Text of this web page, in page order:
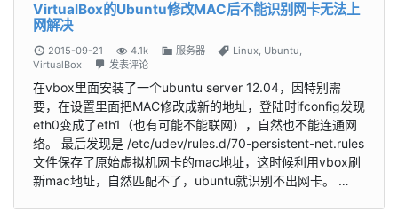
VirtualBox的Ubuntu修改MAC后不能识别网卡无法上
网解决
2015-09-21 4.1k 服务器 Linux Ubuntu
VirtualBox
发表评论
在vbox里面安装了一个ubuntu server 12.04，因特别需
要，在设置里面把MAC修改成新的地址，登陆时ifconfig发现
eth0变成了eth1（也有可能不能联网），自然也不能连通网
络。 最后发现是 /etc/udev/rules.d/70-persistent-net.rules
文件保存了原始虚拟机网卡的mac地址，这时候利用vbox刷
新mac地址，自然匹配不了，ubuntu就识别不出网卡。 …